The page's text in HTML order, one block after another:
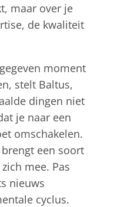
maar over je
de kwaliteit
moment
stelt Baltus,
dingen niet
je naar een
omschakelen.
een soort
mee. Pas
nieuws
cyclus.